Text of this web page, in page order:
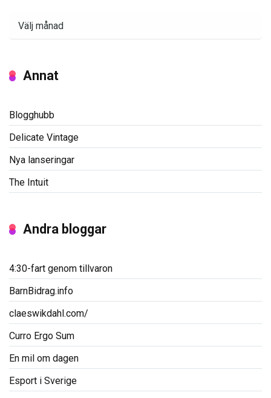
Annat
Blogghubb
Delicate Vintage
Nya lanseringar
The Intuit
Andra bloggar
4:30-fart genom tillvaron
BarnBidrag.info
claeswikdahl.com/
Curro Ergo Sum
En mil om dagen
Esport i Sverige